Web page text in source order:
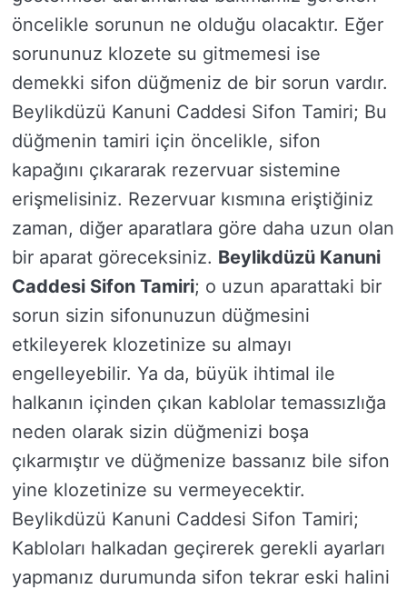
öncelikle sorunun ne olduğu olacaktır. Eğer
sorununuz klozete su gitmemesi ise
demekki sifon düğmeniz de bir sorun vardır.
Beylikdüzü Kanuni Caddesi Sifon Tamiri; Bu
düğmenin tamiri için öncelikle, sifon
kapağını çıkararak rezervuar sistemine
erişmelisiniz. Rezervuar kısmına eriştiğiniz
zaman, diğer aparatlara göre daha uzun olan
bir aparat göreceksiniz. Beylikdüzü Kanuni
Caddesi Sifon Tamiri; o uzun aparattaki bir
sorun sizin sifonunuzun düğmesini
etkileyerek klozetinize su almayı
engelleyebilir. Ya da, büyük ihtimal ile
halkanın içinden çıkan kablolar temassızlığa
neden olarak sizin düğmenizi boşa
çıkarmıştır ve düğmenize bassanız bile sifon
yine klozetinize su vermeyecektir.
Beylikdüzü Kanuni Caddesi Sifon Tamiri;
Kabloları halkadan geçirerek gerekli ayarları
yapmanız durumunda sifon tekrar eski halini